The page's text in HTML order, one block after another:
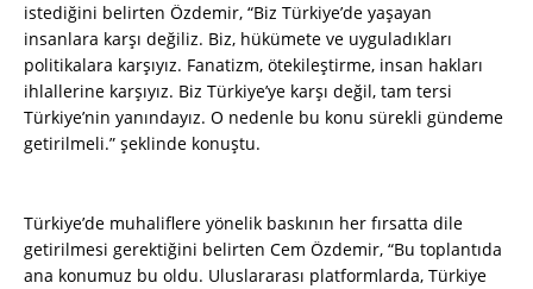
istediğini belirten Özdemir, “Biz Türkiye’de yaşayan
insanlara karşı değiliz. Biz, hükümete ve uyguladıkları
politikalara karşıyız. Fanatizm, ötekileştirme, insan hakları
ihlallerine karşıyız. Biz Türkiye’ye karşı değil, tam tersi
Türkiye’nin yanındayız. O nedenle bu konu sürekli gündeme
getirilmeli.” şeklinde konuştu.
Türkiye’de muhaliflere yönelik baskının her fırsatta dile
getirilmesi gerektiğini belirten Cem Özdemir, “Bu toplantıda
ana konumuz bu oldu. Uluslararası platformlarda, Türkiye